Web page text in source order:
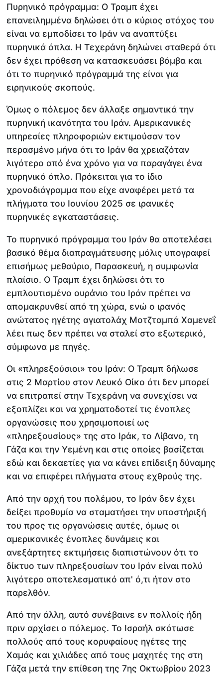
Πυρηνικό πρόγραμμα: Ο Τραμπ έχει
επανειλημμένα δηλώσει ότι ο κύριος στόχος του
είναι να εμποδίσει το Ιράν να αναπτύξει
πυρηνικά όπλα. Η Τεχεράνη δηλώνει σταθερά ότι
δεν έχει πρόθεση να κατασκευάσει βόμβα και
ότι το πυρηνικό πρόγραμμά της είναι για
ειρηνικούς σκοπούς.
Όμως ο πόλεμος δεν άλλαξε σημαντικά την
πυρηνική ικανότητα του Ιράν. Αμερικανικές
υπηρεσίες πληροφοριών εκτιμούσαν τον
περασμένο μήνα ότι το Ιράν θα χρειαζόταν
λιγότερο από ένα χρόνο για να παραγάγει ένα
πυρηνικό όπλο. Πρόκειται για το ίδιο
χρονοδιάγραμμα που είχε αναφέρει μετά τα
πλήγματα του Ιουνίου 2025 σε ιρανικές
πυρηνικές εγκαταστάσεις.
Το πυρηνικό πρόγραμμα του Ιράν θα αποτελέσει
βασικό θέμα διαπραγμάτευσης μόλις υπογραφεί
επισήμως μεθαύριο, Παρασκευή, η συμφωνία
πλαίσιο. Ο Τραμπ έχει δηλώσει ότι το
εμπλουτισμένο ουράνιο του Ιράν πρέπει να
απομακρυνθεί από τη χώρα, ενώ ο ιρανός
ανώτατος ηγέτης αγιατολάχ Μοτζταμπά Χαμενεΐ
λέει πως δεν πρέπει να σταλεί στο εξωτερικό,
σύμφωνα με πηγές.
Οι «πληρεξούσιοι» του Ιράν: Ο Τραμπ δήλωσε
στις 2 Μαρτίου στον Λευκό Οίκο ότι δεν μπορεί
να επιτραπεί στην Τεχεράνη να συνεχίσει να
εξοπλίζει και να χρηματοδοτεί τις ένοπλες
οργανώσεις που χρησιμοποιεί ως
«πληρεξουσίους» της στο Ιράκ, το Λίβανο, τη
Γάζα και την Υεμένη και στις οποίες βασίζεται
εδώ και δεκαετίες για να κάνει επίδειξη δύναμης
και να επιφέρει πλήγματα στους εχθρούς της.
Από την αρχή του πολέμου, το Ιράν δεν έχει
δείξει προθυμία να σταματήσει την υποστήριξή
του προς τις οργανώσεις αυτές, όμως οι
αμερικανικές ένοπλες δυνάμεις και
ανεξάρτητες εκτιμήσεις διαπιστώνουν ότι το
δίκτυο των πληρεξουσίων του Ιράν είναι πολύ
λιγότερο αποτελεσματικό απ' ό,τι ήταν στο
παρελθόν.
Από την άλλη, αυτό συνέβαινε εν πολλοίς ήδη
πριν αρχίσει ο πόλεμος. Το Ισραήλ σκότωσε
πολλούς από τους κορυφαίους ηγέτες της
Χαμάς και χιλιάδες από τους μαχητές της στη
Γάζα μετά την επίθεση της 7ης Οκτωβρίου 2023